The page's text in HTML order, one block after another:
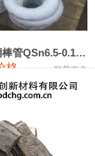
100
100磷铜丝 磷铜棒管QSn6.5-0.1 7-0.2 8-0.3
格 联荣有色